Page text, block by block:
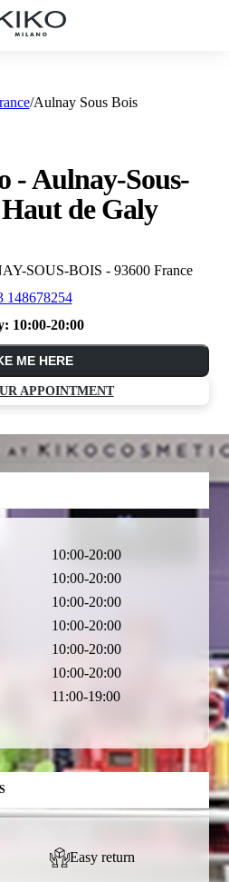
Aulnay Sous Bois
- Aulnay-Sous-
de Galy
SOUS-BOIS - 93600 France
148678254
10:00-20:00
ME HERE
APPOINTMENT
10:00-20:00
10:00-20:00
10:00-20:00
10:00-20:00
10:00-20:00
10:00-20:00
11:00-19:00
Easy return